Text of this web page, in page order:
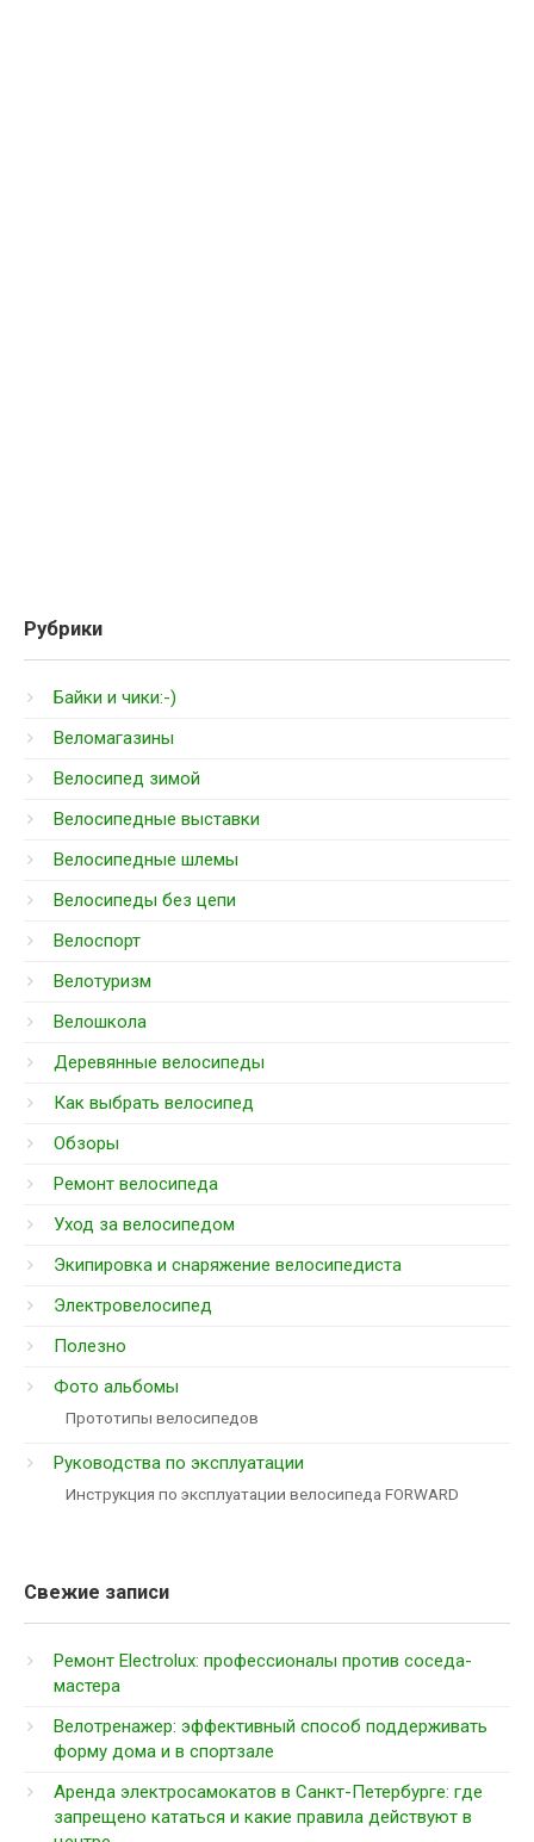
Рубрики
Байки и чики:-)
Веломагазины
Велосипед зимой
Велосипедные выставки
Велосипедные шлемы
Велосипеды без цепи
Велоспорт
Велотуризм
Велошкола
Деревянные велосипеды
Как выбрать велосипед
Обзоры
Ремонт велосипеда
Уход за велосипедом
Экипировка и снаряжение велосипедиста
Электровелосипед
Полезно
Фото альбомы
Прототипы велосипедов
Руководства по эксплуатации
Инструкция по эксплуатации велосипеда FORWARD
Свежие записи
Ремонт Electrolux: профессионалы против соседа-
мастера
Велотренажер: эффективный способ поддерживать
форму дома и в спортзале
Аренда электросамокатов в Санкт-Петербурге: где
запрещено кататься и какие правила действуют в